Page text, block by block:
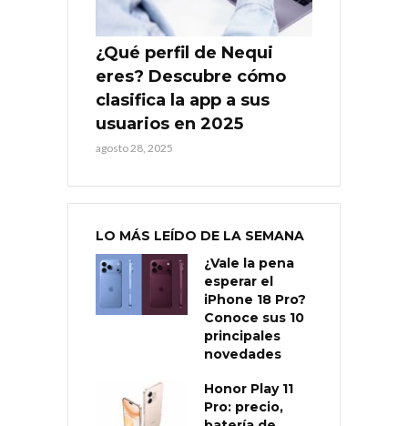
¿Qué perfil de Nequi
eres? Descubre cómo
clasifica la app a sus
usuarios en 2025
agosto 28, 2025
LO MÁS LEÍDO DE LA SEMANA
¿Vale la pena
esperar el
iPhone 18 Pro?
Conoce sus 10
principales
novedades
Honor Play 11
Pro: precio,